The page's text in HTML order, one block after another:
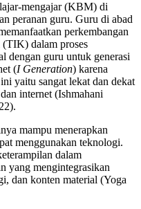
mengajar (KBM) di
peranan guru. Guru di abad
perkembangan
dalam proses
dengan guru untuk generasi
(I Generation) karena
yaitu sangat lekat dan dekat
dan internet (Ishmahani
mampu menerapkan
menggunakan teknologi.
dalam
yang mengintegrasikan
dan konten material (Yoga